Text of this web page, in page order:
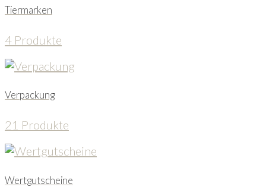
Tiermarken
4 Produkte
Verpackung
21 Produkte
Wertgutscheine